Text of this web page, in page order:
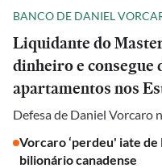
BANCO DE DANIEL
Liquidante do
dinheiro e consegue
apartamentos nos
Defesa de Daniel Vorcaro
Vorcaro ‘perdeu' iate
bilionário canadense